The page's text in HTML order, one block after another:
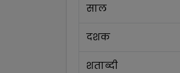
साल
दशक
शताब्दी